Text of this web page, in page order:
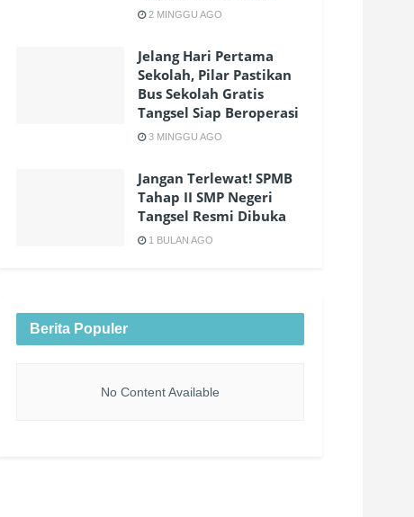
2 MINGGU AGO
Jelang Hari Pertama
Sekolah, Pilar Pastikan
Bus Sekolah Gratis
Tangsel Siap Beroperasi
3 MINGGU AGO
Jangan Terlewat! SPMB
Tahap II SMP Negeri
Tangsel Resmi Dibuka
1 BULAN AGO
Berita Populer
No Content Available